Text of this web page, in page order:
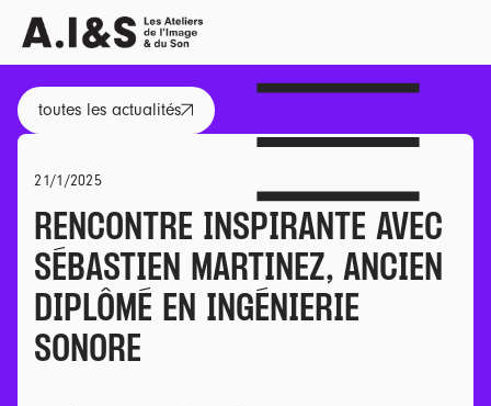
toutes lesacts
toutes les actualités
21/1/2025
RENCONTRE INSPIRANTE AVEC
SÉBASTIEN MARTINEZ, ANCIEN
DIPLÔMÉ EN INGÉNIERIE
SONORE